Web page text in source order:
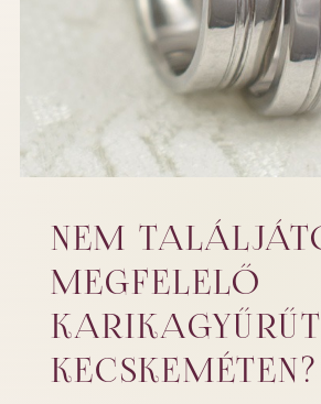
NEM
MEGFELELŐ
KARIKAGYŰRŰT
KECSKEMÉTEN?